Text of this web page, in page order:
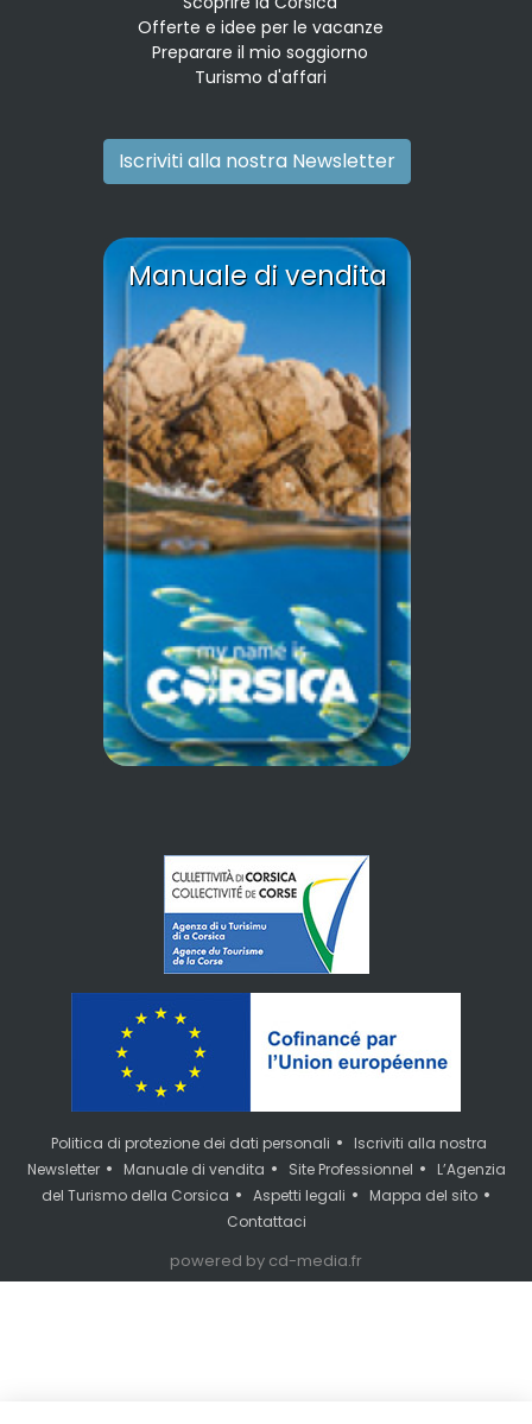
Offerte e idee per le vacanze
Preparare il mio soggiorno
Turismo d'affari
Iscriviti alla nostra Newsletter
Manuale di vendita
Politica di protezione dei dati personali •
Iscriviti alla nostra
Newsletter • Manuale di vendita • Site Professionnel •
L’Agenzia
del Turismo della Corsica • Aspetti legali • Mappa del sito •
Contattaci
powered by cd-media.fr